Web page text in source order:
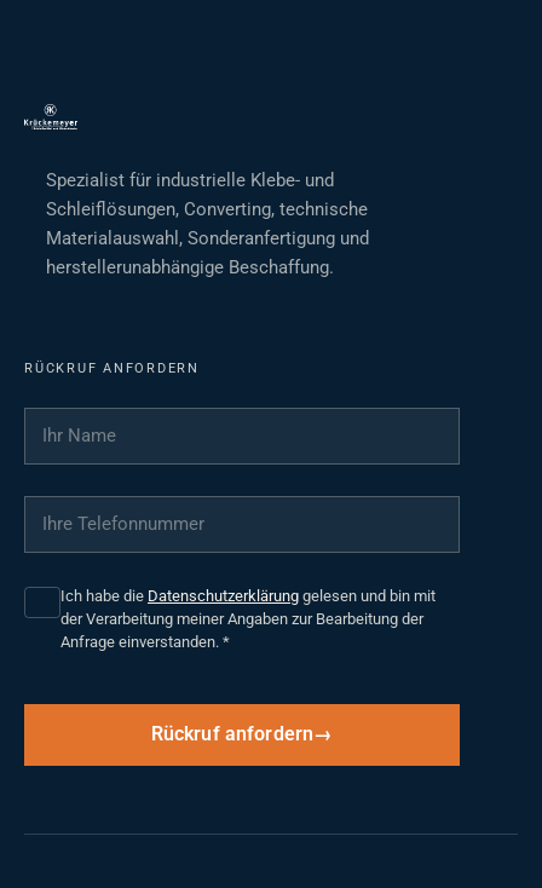
Spezialist für industrielle Klebe- und
Schleiflösungen, Converting, technische
Materialauswahl, Sonderanfertigung und
herstellerunabhängige Beschaffung.
RÜCKRUF ANFORDERN
Ihr Name
Ihre Telefonnummer
Ich habe die Datenschutzerklärung gelesen und bin mit
der Verarbeitung meiner Angaben zur Bearbeitung der
Anfrage einverstanden. *
Rückruf anfordern